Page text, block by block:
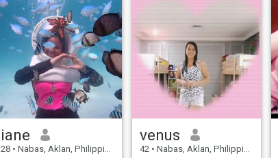
iane
28 • Nabas, Aklan, Philippinen
venus
42 • Nabas, Aklan, Philippinen